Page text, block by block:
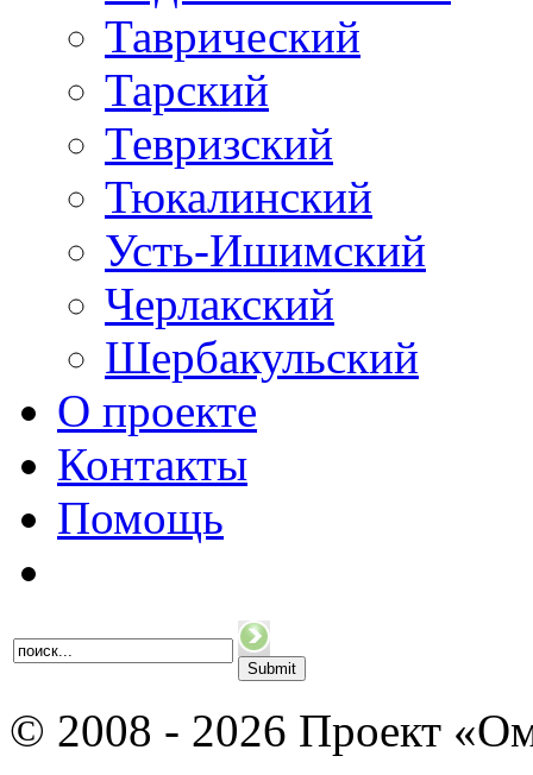
Таврический
Тарский
Тевризский
Тюкалинский
Усть-Ишимский
Черлакский
Шербакульский
О проекте
Контакты
Помощь
© 2008 - 2026 Проект